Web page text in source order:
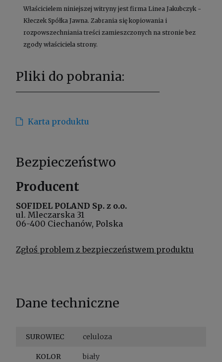
Właścicielem niniejszej witryny jest firma Linea Jakubczyk -
Kłeczek Spółka Jawna. Zabrania się kopiowania i
rozpowszechniania treści zamieszczonych na stronie bez
zgody właściciela strony.
Pliki do pobrania:
Karta produktu
Bezpieczeństwo
Producent
SOFIDEL POLAND Sp. z o.o.
ul. Mleczarska 31
06-400 Ciechanów, Polska
Zgłoś problem z bezpieczeństwem produktu
Dane techniczne
SUROWIEC celuloza
KOLOR biały